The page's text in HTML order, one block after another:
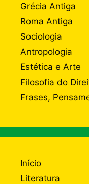
Grécia Antiga
Roma Antiga
Sociologia
Antropologia
Estética e Arte
Filosofia do
Frases,
Início
Literatura